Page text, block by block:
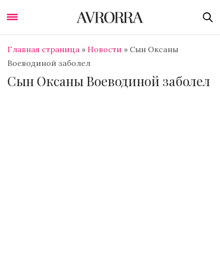
Главная страница » Новости » Сын Оксаны
Воеводиной заболел
Сын Оксаны Воеводиной заболел